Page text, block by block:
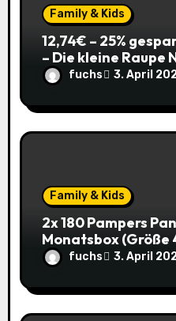
Family & Kids
12,74€ – 25%
– Die kleine Raupe
Hörbuch für Kinder
fuchs 3. April
Family & Kids
2x 180 Pampers
Monatsbox (Größe
Pants (Sparabo) –
fuchs 3. April